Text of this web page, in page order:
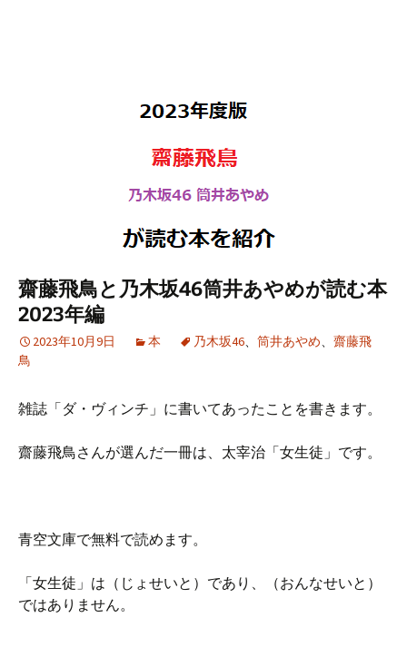
齋藤飛鳥と乃木坂46筒井あやめが読む本
2023年編
2023年10月9日 本 乃木坂46、 筒井あやめ、 齋藤飛
鳥
雑誌「ダ・ヴィンチ」に書いてあったことを書きます。
齋藤飛鳥さんが選んだ一冊は、太宰治「女生徒」です。
青空文庫で無料で読めます。
「女生徒」は（じょせいと）であり、（おんなせいと）
ではありません。